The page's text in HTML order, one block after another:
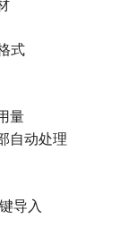
式
量
自动处理
导入